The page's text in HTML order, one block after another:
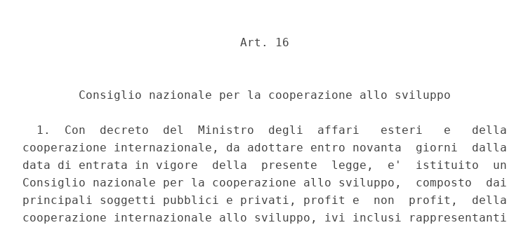
                               Art. 16
        Consiglio nazionale per la cooperazione allo sviluppo
  1.  Con  decreto  del  Ministro  degli  affari   esteri   e   della
cooperazione internazionale, da adottare entro novanta  giorni  dalla
data di entrata in vigore  della  presente  legge,  e'  istituito  un
Consiglio nazionale per la cooperazione allo sviluppo,  composto  dai
principali soggetti pubblici e privati, profit e  non  profit,  della
cooperazione internazionale allo sviluppo, ivi inclusi rappresentanti